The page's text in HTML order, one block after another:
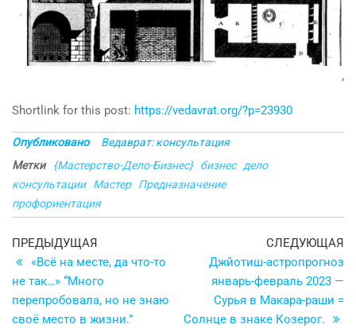
‘
Shortlink for this post: https://vedavrat.org/?p=23930
Опубликовано
Ведаврат: консультация
Метки
{Мастерство-Дело-Бизнес} бизнес дело
консультации
Мастер
Предназначение
профориентация
Навигация
по
записям
Предыдущая
запись
ПРЕДЫДУЩАЯ
«Всё на месте, да что-то
не так…» “Много
перепробовала, но не знаю
своё место в жизни.”
СЛЕДУЮЩАЯ
Джйотиш-астропрогноз
январь-февраль 2023 —
Сурья в Макара-раши =
Солнце в знаке Козерог.